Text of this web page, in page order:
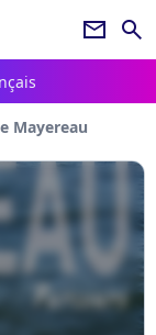
newsletter search
Mayereau